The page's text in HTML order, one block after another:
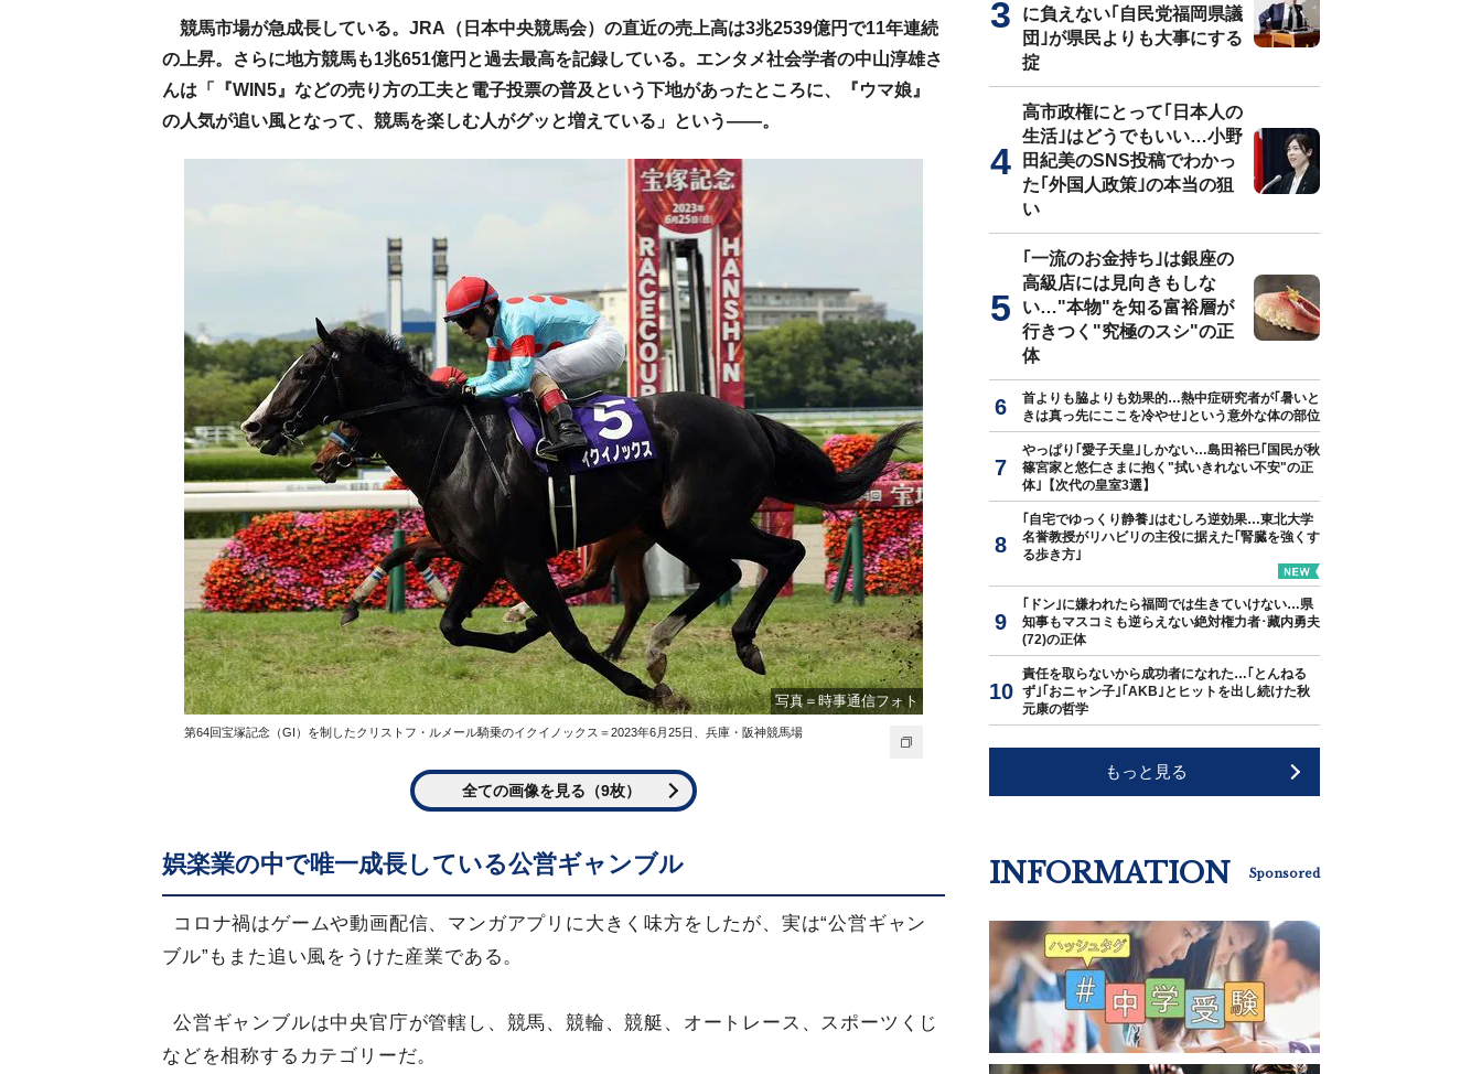
競馬市場が急成長している。JRA（日本中央競馬会）の直近の売上高は3兆2539億円で11年連続
の上昇。さらに地方競馬も1兆651億円と過去最高を記録している。エンタメ社会学者の中山淳雄さ
んは「『WIN5』などの売り方の工夫と電子投票の普及という下地があったところに、『ウマ娘』
の人気が追い風となって、競馬を楽しむ人がグッと増えている」という――。
写真＝時事通信フォト
第64回宝塚記念（GI）を制したクリストフ・ルメール騎乗のイクイノックス＝2023年6月25日、兵庫・阪神競馬場
全ての画像を見る（9枚）
娯楽業の中で唯一成長している公営ギャンブル
コロナ禍はゲームや動画配信、マンガアプリに大きく味方をしたが、実は“公営ギャン
ブル”もまた追い風をうけた産業である。
公営ギャンブルは中央官庁が管轄し、競馬、競輪、競艇、オートレース、スポーツくじ
などを相称するカテゴリーだ。
に負えない｢自民党福岡県議
団｣が県民よりも大事にする
掟
高市政権にとって｢日本人の
生活｣はどうでもいい…小野
田紀美のSNS投稿でわかっ
た｢外国人政策｣の本当の狙
い
｢一流のお金持ち｣は銀座の
高級店には見向きもしな
い…"本物"を知る富裕層が
行きつく"究極のスシ"の正
体
首よりも脇よりも効果的…熱中症研究者が｢暑いと
きは真っ先にここを冷やせ｣という意外な体の部位
やっぱり｢愛子天皇｣しかない…島田裕巳｢国民が秋
篠宮家と悠仁さまに抱く"拭いきれない不安"の正
体｣【次代の皇室3選】
｢自宅でゆっくり静養｣はむしろ逆効果…東北大学
名誉教授がリハビリの主役に据えた｢腎臓を強くす
る歩き方｣
｢ドン｣に嫌われたら福岡では生きていけない…県
知事もマスコミも逆らえない絶対権力者･藏内勇夫
(72)の正体
責任を取らないから成功者になれた…｢とんねる
ず｣｢おニャン子｣｢AKB｣とヒットを出し続けた秋
元康の哲学
もっと見る
INFORMATION Sponsored